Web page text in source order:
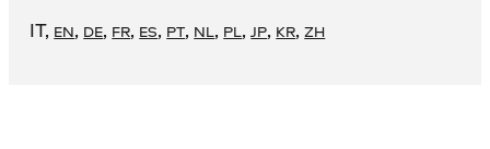
IT, EN, DE, FR, ES, PT, NL, PL,JP, KR,ZH